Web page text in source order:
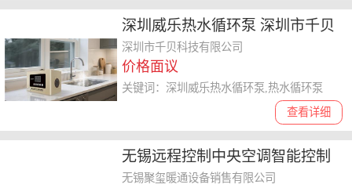
深圳威乐热水循环泵 深圳市千贝
科技供应
深圳市千贝科技有限公司
价格面议
查看详细
关键词：深圳威乐热水循环泵,热水循环泵
无锡远程控制中央空调智能控制
无锡聚玺暖通设备销售供应
无锡聚玺暖通设备销售有限公司